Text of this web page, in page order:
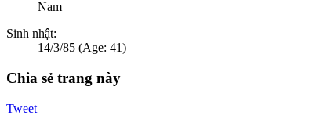
Nam
Sinh nhật:
14/3/85 (Age: 41)
Chia sẻ trang này
Tweet